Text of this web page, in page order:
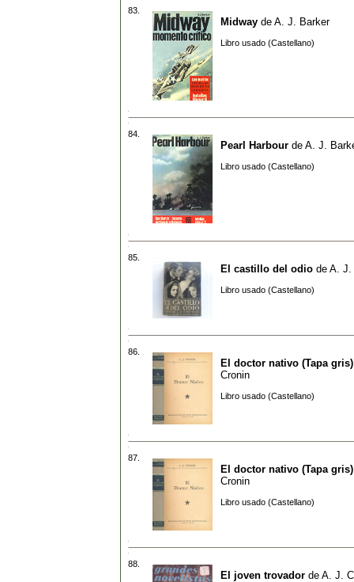
83.
Midway de A. J. Barker
Libro usado (Castellano)
84.
Pearl Harbour de A. J.
Libro usado (Castellano)
85.
El castillo del odio de A. J.
Libro usado (Castellano)
86.
El doctor nativo (Tapa gris)
Cronin
Libro usado (Castellano)
87.
El doctor nativo (Tapa gris)
Cronin
Libro usado (Castellano)
88.
El joven trovador de A. J.